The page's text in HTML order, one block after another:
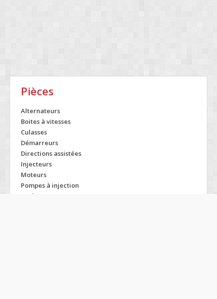
Pièces
Alternateurs
Boites à vitesses
Culasses
Démarreurs
Directions assistées
Injecteurs
Moteurs
Pompes à injection
Turbos